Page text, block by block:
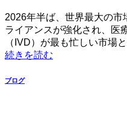
2026年半ば、世界最大の
ライアンスが強化され、医
（IVD）が最も忙しい市場と
続きを読む
ブログ